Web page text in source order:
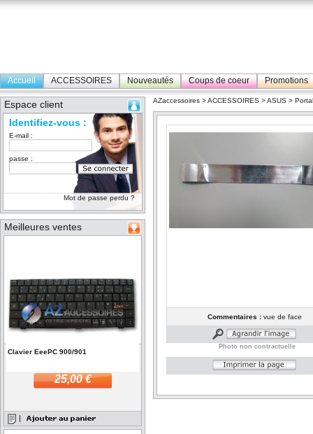
Accueil ACCESSOIRES Nouveautés Coups de coeur Promotions
Espace client
Identifiez-vous :
E-mail :
passe :
Mot de passe perdu ?
Meilleures ventes
Clavier EeePC 900/901
25,00 €
AZaccessoires >ACCESSOIRES >ASUS >
Commentaires :vue de face
Photo non contractuelle